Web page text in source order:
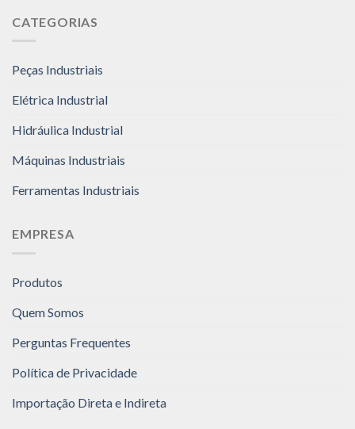
CATEGORIAS
Peças Industriais
Elétrica Industrial
Hidráulica Industrial
Máquinas Industriais
Ferramentas Industriais
EMPRESA
Produtos
Quem Somos
Perguntas Frequentes
Política de Privacidade
Importação Direta e Indireta